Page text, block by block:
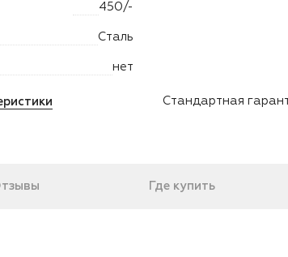
450/-
Сталь
нет
Стандартная
Где купить